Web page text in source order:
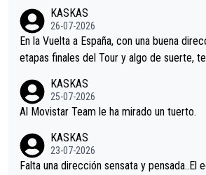
KASKAS
26-07-2026
En la Vuelta a España, con una buena
etapas finales del Tour y algo de suerte,
KASKAS
25-07-2026
Al Movistar Team le ha mirado un tuerto.
KASKAS
23-07-2026
Falta una dirección sensata y pensada..El